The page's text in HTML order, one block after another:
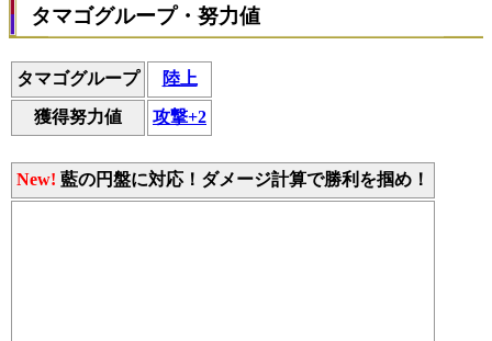
タマゴグループ・努力値
タマゴグループ 陸上
獲得努力値 攻撃+2
New! 藍の円盤に対応！ダメージ計算で勝利を掴め！